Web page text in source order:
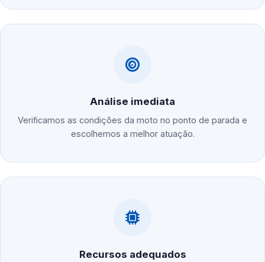
Análise imediata
Verificamos as condições da moto no ponto de parada e
escolhemos a melhor atuação.
Recursos adequados